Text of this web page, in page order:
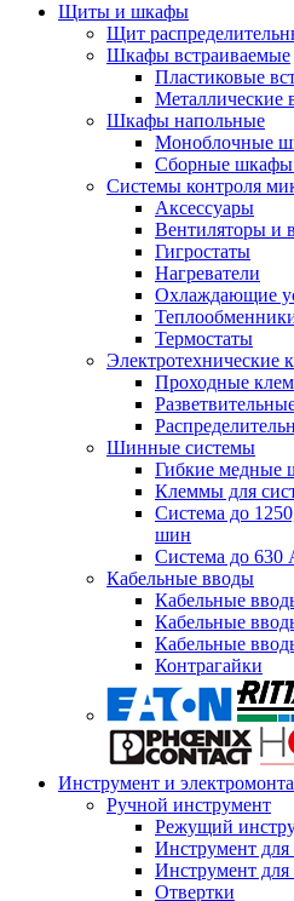
Щиты и шкафы
Щит
Шкафы встраиваемые
Пластиковые
Металлические
Шкафы напольные
Моноблочные
Сборные шкафы
Системы контроля
Аксессуары
Вентиляторы и
Гигростаты
Нагреватели
Охлаждающие
Термостаты
Электротехнические
Проходные
Шинные системы
Гибкие медные
Клеммы для
Система до
шин
Система до 630
Кабельные вводы
Кабельные
Кабельные
Кабельные
Контрагайки
Инструмент и
Ручной инструмент
Режущий
Инструмент для
Инструмент
Отвертки